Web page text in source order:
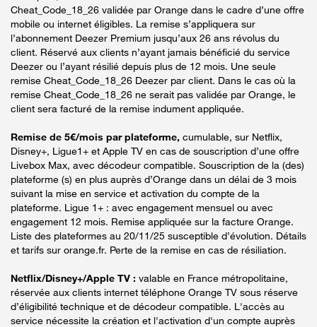
Cheat_Code_18_26 validée par Orange dans le cadre d’une offre
mobile ou internet éligibles. La remise s’appliquera sur
l’abonnement Deezer Premium jusqu’aux 26 ans révolus du
client. Réservé aux clients n’ayant jamais bénéficié du service
Deezer ou l’ayant résilié depuis plus de 12 mois. Une seule
remise Cheat_Code_18_26 Deezer par client. Dans le cas où la
remise Cheat_Code_18_26 ne serait pas validée par Orange, le
client sera facturé de la remise indument appliquée.
Remise de 5€/mois par plateforme, cumulable, sur Netflix,
Disney+, Ligue1+ et Apple TV en cas de souscription d’une offre
Livebox Max, avec décodeur compatible. Souscription de la (des)
plateforme (s) en plus auprès d’Orange dans un délai de 3 mois
suivant la mise en service et activation du compte de la
plateforme. Ligue 1+ : avec engagement mensuel ou avec
engagement 12 mois. Remise appliquée sur la facture Orange.
Liste des plateformes au 20/11/25 susceptible d’évolution. Détails
et tarifs sur orange.fr. Perte de la remise en cas de résiliation.
Netflix/Disney+/Apple TV : valable en France métropolitaine,
réservée aux clients internet téléphone Orange TV sous réserve
d’éligibilité technique et de décodeur compatible. L'accès au
service nécessite la création et l'activation d'un compte auprès